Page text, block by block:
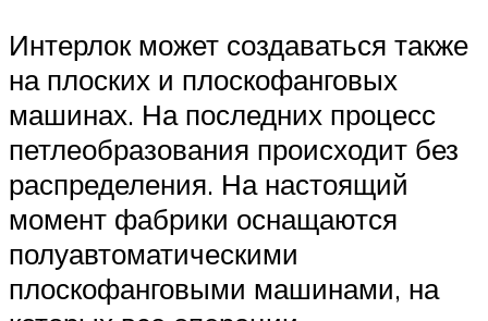
Интерлок может создаваться также
на плоских и плоскофанговых
машинах. На последних процесс
петлеобразования происходит без
распределения. На настоящий
момент фабрики оснащаются
полуавтоматическими
плоскофанговыми машинами, на